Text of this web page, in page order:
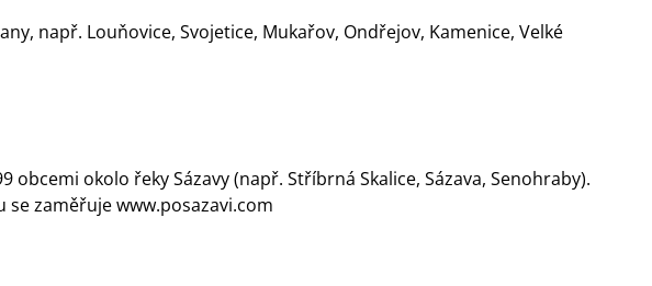
např. Louňovice, Svojetice, Mukařov, Ondřejov, Kamenice, Velké
obcemi okolo řeky Sázavy (např. Stříbrná Skalice, Sázava, Senohraby).
se zaměřujewww.posazavi.com